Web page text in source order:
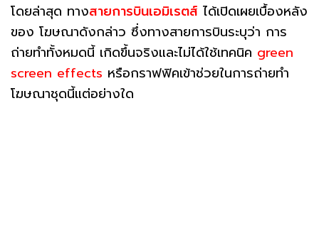
โดยล่าสุด ทางสายการบินเอมิเรตส์ ได้เปิดเผยเบื้องหลัง
ของ โฆษณาดังกล่าว ซึ่งทางสายการบินระบุว่า การ
ถ่ายทำทั้งหมดนี้ เกิดขึ้นจริงและไม่ได้ใช้เทคนิค green
screen effects หรือกราฟฟิคเข้าช่วยในการถ่ายทำ
โฆษณาชุดนี้แต่อย่างใด